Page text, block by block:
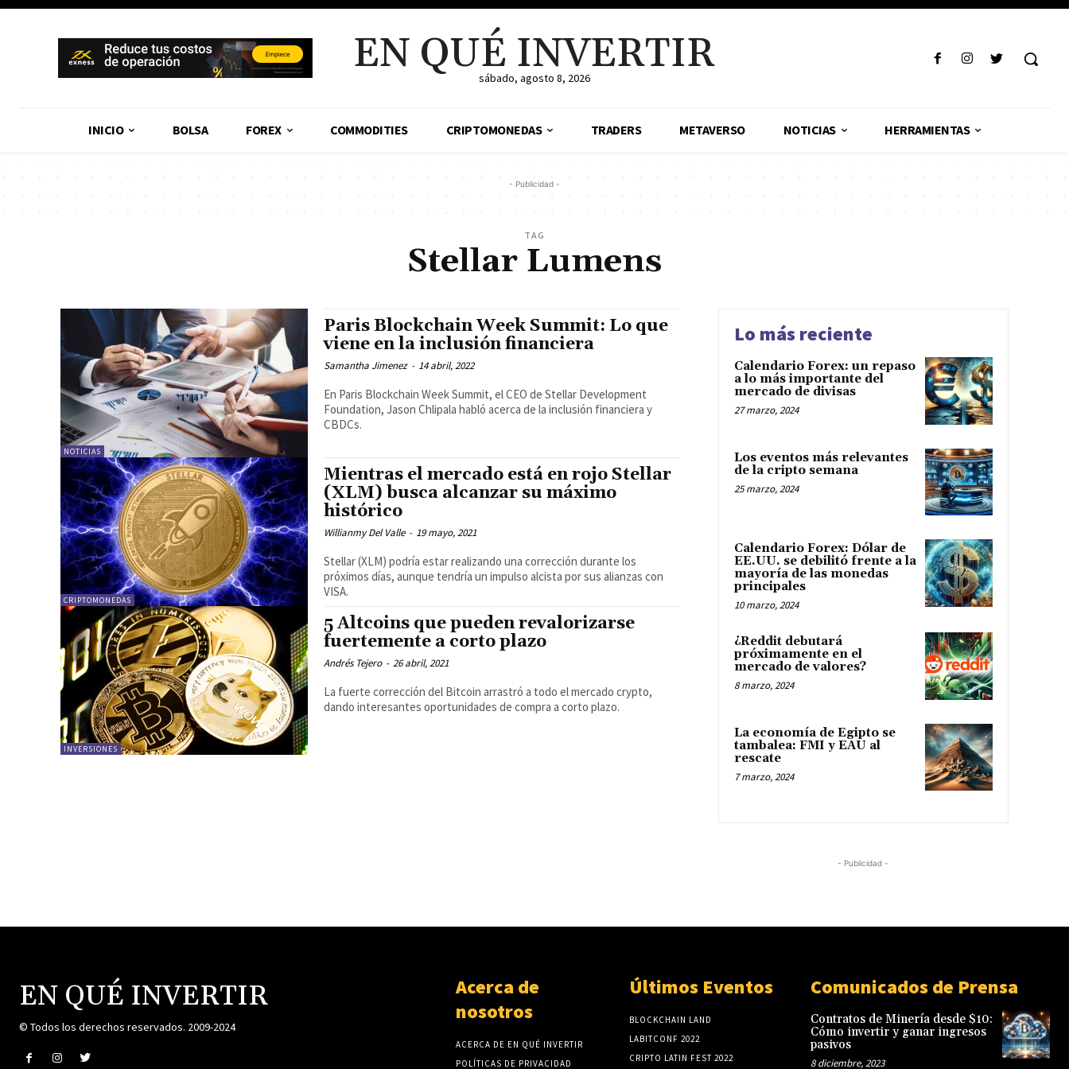
EN QUÉ INVERTIR
sábado, agosto 8, 2026
INICIO BOLSA FOREX COMMODITIES CRIPTOMONEDAS TRADERS METAVERSO NOTICIAS HERRAMIENTAS
- Publicidad -
TAG
Stellar Lumens
NOTICIAS
Paris Blockchain Week Summit: Lo que
viene en la inclusión financiera
Samantha Jimenez - 14 abril, 2022
En Paris Blockchain Week Summit, el CEO de Stellar Development
Foundation, Jason Chlipala habló acerca de la inclusión financiera y
CBDCs.
CRIPTOMONEDAS
Mientras el mercado está en rojo Stellar
(XLM) busca alcanzar su máximo
histórico
Willianmy Del Valle - 19 mayo, 2021
Stellar (XLM) podría estar realizando una corrección durante los
próximos días, aunque tendría un impulso alcista por sus alianzas con
VISA.
INVERSIONES
5 Altcoins que pueden revalorizarse
fuertemente a corto plazo
Andrés Tejero - 26 abril, 2021
La fuerte corrección del Bitcoin arrastró a todo el mercado crypto,
dando interesantes oportunidades de compra a corto plazo.
Lo más reciente
Calendario Forex: un repaso
a lo más importante del
mercado de divisas
27 marzo, 2024
Los eventos más relevantes
de la cripto semana
25 marzo, 2024
Calendario Forex: Dólar de
EE.UU. se debilitó frente a la
mayoría de las monedas
principales
10 marzo, 2024
¿Reddit debutará
próximamente en el
mercado de valores?
8 marzo, 2024
La economía de Egipto se
tambalea: FMI y EAU al
rescate
7 marzo, 2024
- Publicidad -
EN QUÉ INVERTIR
© Todos los derechos reservados. 2009-2024
Acerca de
nosotros
ACERCA DE EN QUÉ INVERTIR
POLÍTICAS DE PRIVACIDAD
Últimos Eventos
BLOCKCHAIN LAND
LABITCONF 2022
CRIPTO LATIN FEST 2022
Comunicados de Prensa
Contratos de Minería desde $10:
Cómo invertir y ganar ingresos
pasivos
8 diciembre, 2023